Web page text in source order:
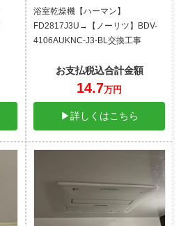
浴室乾燥機【ハーマン】
FD2817J3U→【ノーリツ】BDV-
4106AUKNC-J3-BL交換工事
お支払税込合計金額
14.7万円
▶詳しくはこちら